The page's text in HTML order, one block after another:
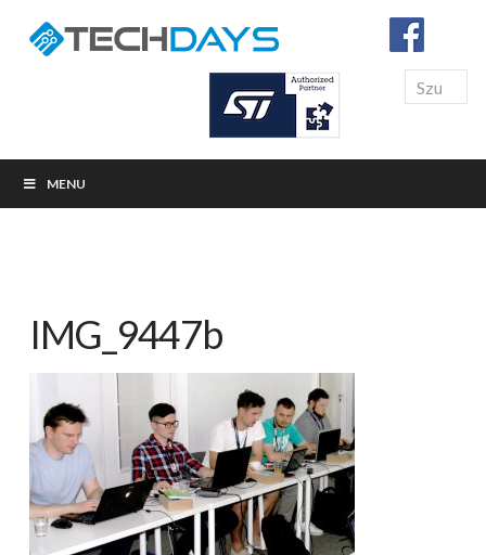
Search
MENU
IMG_9447b